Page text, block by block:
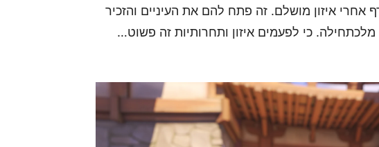
איזון מושלם. זה פתח להם את העיניים והזכיר
כי לפעמים איזון ותחרותיות זה פשוט…